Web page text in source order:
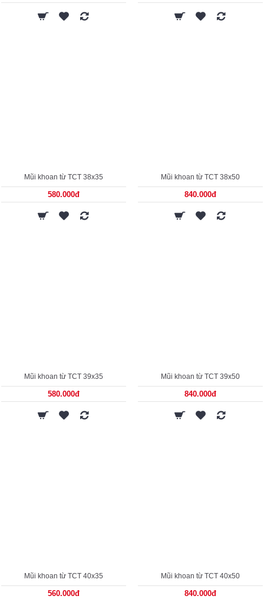
Mũi khoan từ TCT 38x35
580.000đ
Mũi khoan từ TCT 38x50
840.000đ
Mũi khoan từ TCT 39x35
580.000đ
Mũi khoan từ TCT 39x50
840.000đ
Mũi khoan từ TCT 40x35
560.000đ
Mũi khoan từ TCT 40x50
840.000đ